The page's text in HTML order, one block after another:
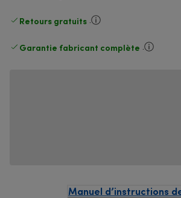
Retours gratuits .
Garantie fabricant complète .
Manuel d’instructions